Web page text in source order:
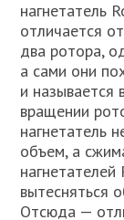
нагнетатель
отличается
два ротора,
а сами они
и называется
вращении
нагнетатель
объем, а
вытесняться
Отсюда —